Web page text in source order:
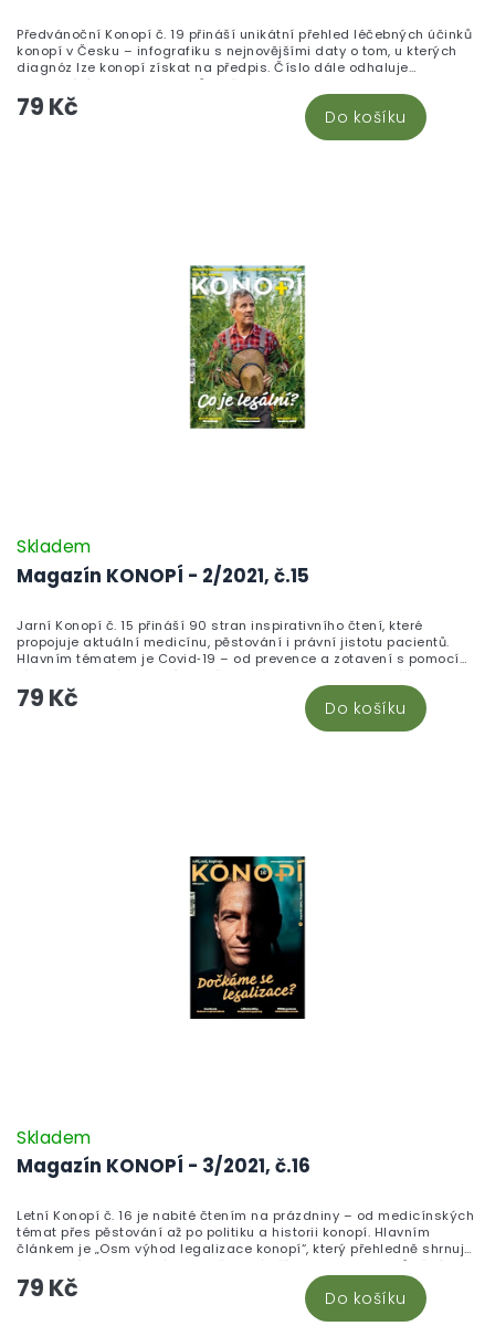
79 Kč Do košíku
Předvánoční Konopí č. 19 přináší unikátní přehled léčebných účinků
konopí v Česku – infografiku s nejnovějšími daty o tom, u kterých
diagnóz lze konopí získat na předpis. Číslo dále odhaluje
fascinující historii CBD odrůd, představuje farmaceuticky
podloženou výrobu tinktury zvané Zelený drak a otevírá druhý díl
kauzy boje za svobodu projevu sledující případ magazínu
Legalizace. Endokanabinoložka Kristina Ranná vysvětluje, proč je
Magazín KONOPÍ - 2/2021, č.15
Skladem
79 Kč Do košíku
Jarní Konopí č. 15 přináší 90 stran inspirativního čtení, které
propojuje aktuální medicínu, pěstování i právní jistotu pacientů.
Hlavním tématem je Covid‑19 – od prevence a zotavení s pomocí
látek z konopného semínka až po otázku, zda lze covid léčit
kanabinoidy a jaké výsledky přinášejí dosavadní studie. Silný
příběh čtyřletého pacienta s epilepsií, kapky proti puchýřům u psa a
medicínský zpravodaj doplňuje infografika „Jak rychle působí
a specializovanou sekci CBD olejů na imunitu.
Magazín KONOPÍ - 3/2021, č.16
Skladem
79 Kč Do košíku
Letní Konopí č. 16 je nabité čtením na prázdniny – od medicínských
témat přes pěstování až po politiku a historii konopí. Hlavním
článkem je „Osm výhod legalizace konopí“, který přehledně shrnuje
zdravotní, ekonomické i společenské přínosy regulace. Důležitým
tématem je také lymská borelióza a možnosti, jak konopí pomáhá
mírnit její symptomy, doplněné o „Domácí kapání“ – text o kapkách
s CBD a CBG. Nechybí medicínský zpravodaj, přehled toho, jak bylo